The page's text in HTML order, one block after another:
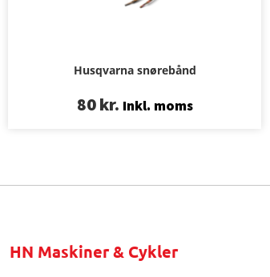
Husqvarna snørebånd
80kr. Inkl. moms
HN Maskiner & Cykler